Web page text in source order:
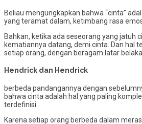
Beliau mengungkapkan bahwa “cinta”
yang teramat dalam, ketimbang rasa
Bahkan, ketika ada seseorang yang jatuh
kematiannya datang, demi cinta. Dan hal
setiap orang, dengan beragam latar
Hendrick dan Hendrick
berbeda pandangannya dengan
bahwa cinta adalah hal yang paling
terdefinisi.
Karena setiap orang berbeda dalam